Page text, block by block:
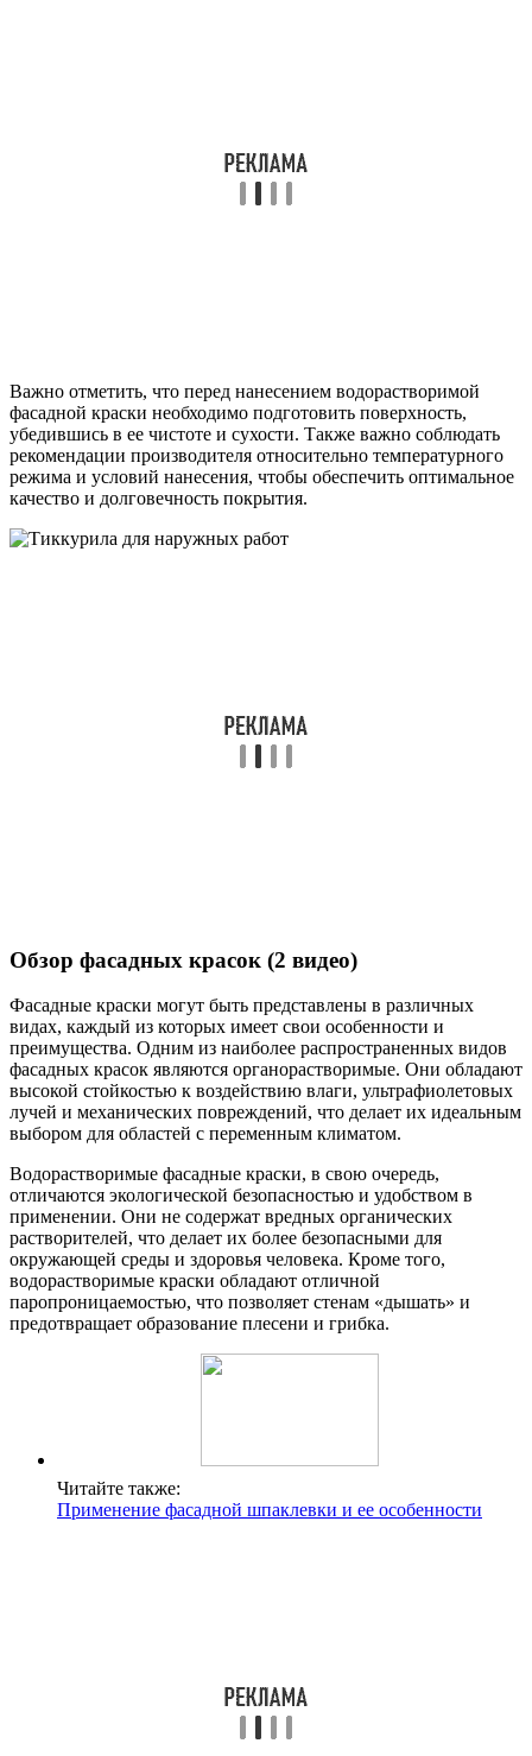
Важно отметить, что перед нанесением водорастворимой
фасадной краски необходимо подготовить поверхность,
убедившись в ее чистоте и сухости. Также важно соблюдать
рекомендации производителя относительно температурного
режима и условий нанесения, чтобы обеспечить оптимальное
качество и долговечность покрытия.
Обзор фасадных красок (2 видео)
Фасадные краски могут быть представлены в различных
видах, каждый из которых имеет свои особенности и
преимущества. Одним из наиболее распространенных видов
фасадных красок являются органорастворимые. Они обладают
высокой стойкостью к воздействию влаги, ультрафиолетовых
лучей и механических повреждений, что делает их идеальным
выбором для областей с переменным климатом.
Водорастворимые фасадные краски, в свою очередь,
отличаются экологической безопасностью и удобством в
применении. Они не содержат вредных органических
растворителей, что делает их более безопасными для
окружающей среды и здоровья человека. Кроме того,
водорастворимые краски обладают отличной
паропроницаемостью, что позволяет стенам «дышать» и
предотвращает образование плесени и грибка.
Читайте также:
Применение фасадной шпаклевки и ее особенности